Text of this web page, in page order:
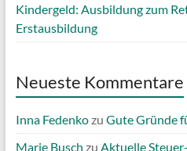
Kindergeld: Ausbildung zum
Erstausbildung
Neueste Kommentare
Inna Fedenkozu Gute Gründe
Marie Busch zu Aktuelle